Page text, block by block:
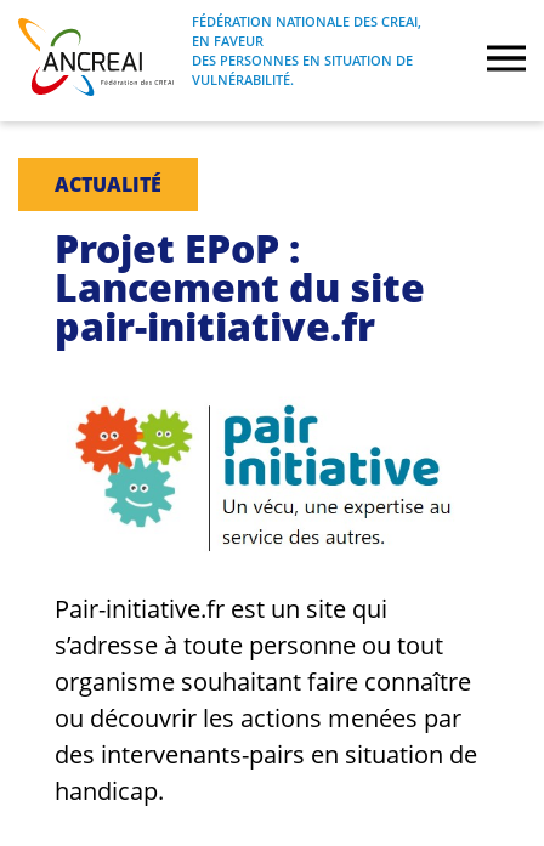
Skip
content
ANCREAI
FÉDÉRATION NATIONALE DES CREAI, EN
FAVEUR DES PERSONNES EN SITUATION
FÉDÉRATION NATIONALE DES CREAI,
EN FAVEUR
DES PERSONNES EN SITUATION DE
VULNÉRABILITÉ.
À propos
Journées nationales
Formations
Projets Fédéraux
Espace emploi
Actualités
ARSENE
ACTUALITÉ
Projet EPoP :
Lancement du site
pair-initiative.fr
Pair-initiative.fr est un site qui
s’adresse à toute personne ou tout
organisme souhaitant faire connaître
ou découvrir les actions menées par
des intervenants-pairs en situation de
handicap.